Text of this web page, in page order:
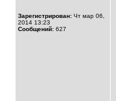
Зарегистрирован: Чт мар 06,
2014 13:23
Сообщений: 627